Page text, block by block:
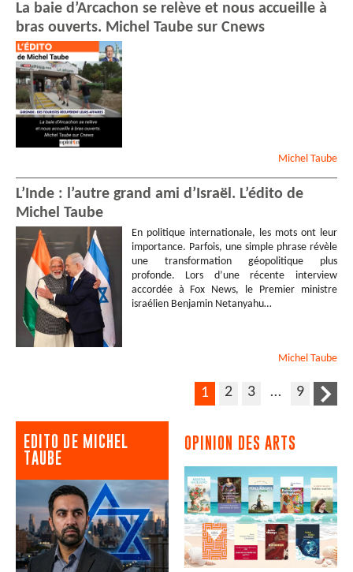
La baie d’Arcachon se relève et nous accueille à
bras ouverts. Michel Taube sur Cnews
Michel Taube
L’Inde : l’autre grand ami d’Israël. L’édito de
Michel Taube
En politique internationale, les mots ont leur
importance. Parfois, une simple phrase révèle
une transformation géopolitique plus
profonde. Lors d’une récente interview
accordée à Fox News, le Premier ministre
israélien Benjamin Netanyahu…
Michel Taube
1 2 3 … 9
EDITO DE MICHEL
TAUBE
OPINION DES ARTS